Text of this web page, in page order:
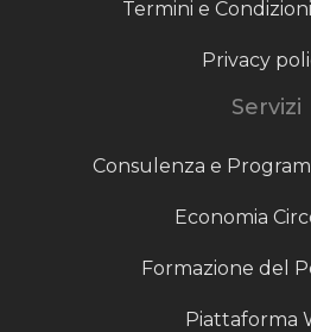
Termini e
Privacy
Servizi
Consulenza e
Economia
Formazione del
Piattaforma